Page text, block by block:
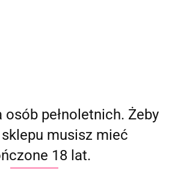
osób pełnoletnich. Żeby
musisz mieć
18 lat.